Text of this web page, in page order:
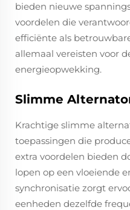
bieden nieuwe
voordelen die
efficiënte als
allemaal vereisten voor
energieopwekking.
Slimme
Krachtige slimme
toepassingen die
extra voordelen bieden
lopen op een vloeiende
synchronisatie zorgt
eenheden dezelfde